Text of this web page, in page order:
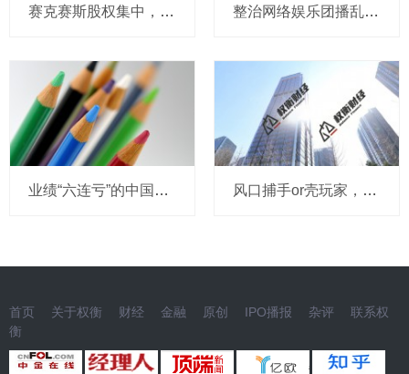
赛克赛斯股权集中，前番冲刺曾受警示，经销为主营收波动 整治网络娱乐团播乱象 中央网信办处置1840余个违规账号
业绩“六连亏”的中国东航：中报再预亏超18亿，高负债与流动性困局难解 风口捕手or壳玩家，狮头股份频繁转型为何难转运？
首页 关于权衡 财经 金融 原创 IPO播报 杂评
联系权
衡